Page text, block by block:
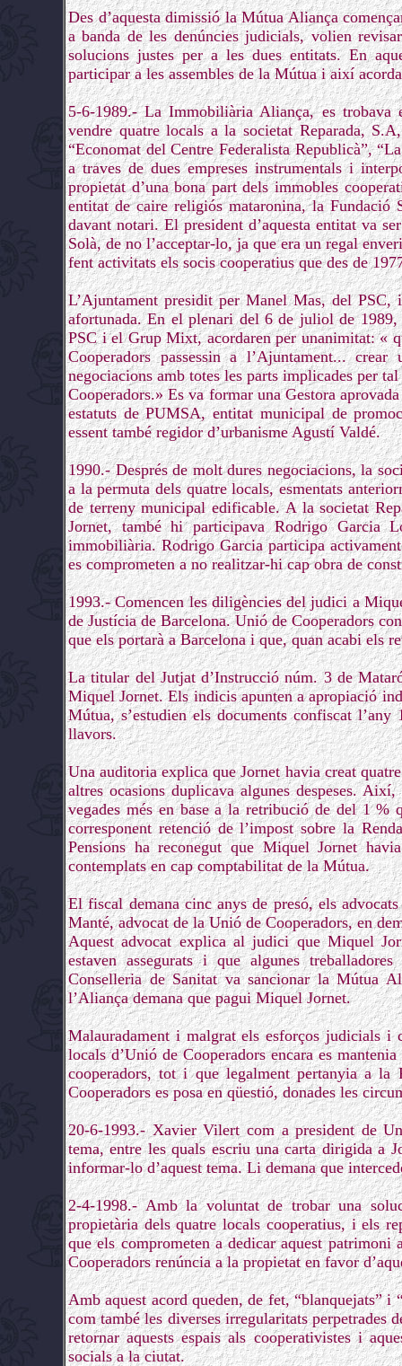
Des d’aquesta dimissió la Mútua Aliança
a banda de les denúncies judicials, volien
solucions justes per a les dues entitats. En
participar a les assembles de la Mútua i així
5-6-1989.- La Immobiliària Aliança, es
vendre quatre locals a la societat Reparada,
“Economat del Centre Federalista Republicà”,
a traves de dues empreses instrumentals i
propietat d’una bona part dels immobles
entitat de caire religiós mataronina, la Fundació
davant notari. El president d’aquesta entitat va
Solà, de no l’acceptar-lo, ja que era un regal
fent activitats els socis cooperatius que des de
L’Ajuntament presidit per Manel Mas, del PSC,
afortunada. En el plenari del 6 de juliol de
PSC i el Grup Mixt, acordaren per unanimitat: «
Cooperadors passessin a l’Ajuntament...
negociacions amb totes les parts implicades per
Cooperadors.» Es va formar una Gestora
estatuts de PUMSA, entitat municipal de
essent també regidor d’urbanisme Agustí Valdé.
1990.- Després de molt dures negociacions, la
a la permuta dels quatre locals, esmentats
de terreny municipal edificable. A la societat
Jornet, també hi participava Rodrigo Garcia
immobiliària. Rodrigo Garcia participa
es comprometen a no realitzar-hi cap obra de
1993.- Comencen les diligències del judici a
de Justícia de Barcelona. Unió de Cooperadors
que els portarà a Barcelona i que, quan acabi els
La titular del Jutjat d’Instrucció núm. 3 de
Miquel Jornet. Els indicis apunten a apropiació
Mútua, s’estudien els documents confiscat
llavors.
Una auditoria explica que Jornet havia creat
altres ocasions duplicava algunes despeses.
vegades més en base a la retribució de del 1 %
corresponent retenció de l’impost sobre la
Pensions ha reconegut que Miquel Jornet
contemplats en cap comptabilitat de la Mútua.
El fiscal demana cinc anys de presó, els
Manté, advocat de la Unió de Cooperadors, en
Aquest advocat explica al judici que Miquel
estaven assegurats i que algunes
Conselleria de Sanitat va sancionar la Mútua
l’Aliança demana que pagui Miquel Jornet.
Malauradament i malgrat els esforços judicials i
locals d’Unió de Cooperadors encara es
cooperadors, tot i que legalment pertanyia a la
Cooperadors es posa en qüestió, donades les
20-6-1993.- Xavier Vilert com a president de
tema, entre les quals escriu una carta dirigida a
informar-lo d’aquest tema. Li demana que
2-4-1998.- Amb la voluntat de trobar una
propietària dels quatre locals cooperatius, i els
que els comprometen a dedicar aquest
Cooperadors renúncia a la propietat en favor
Amb aquest acord queden, de fet, “blanquejats”
com també les diverses irregularitats perpetrades
retornar aquests espais als cooperativistes i
socials a la ciutat.